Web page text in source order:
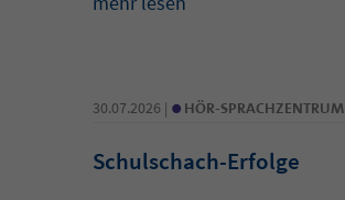
30.07.2026 | • HÖR-SPRACHZENTRUM
Schulschach-Erfolge